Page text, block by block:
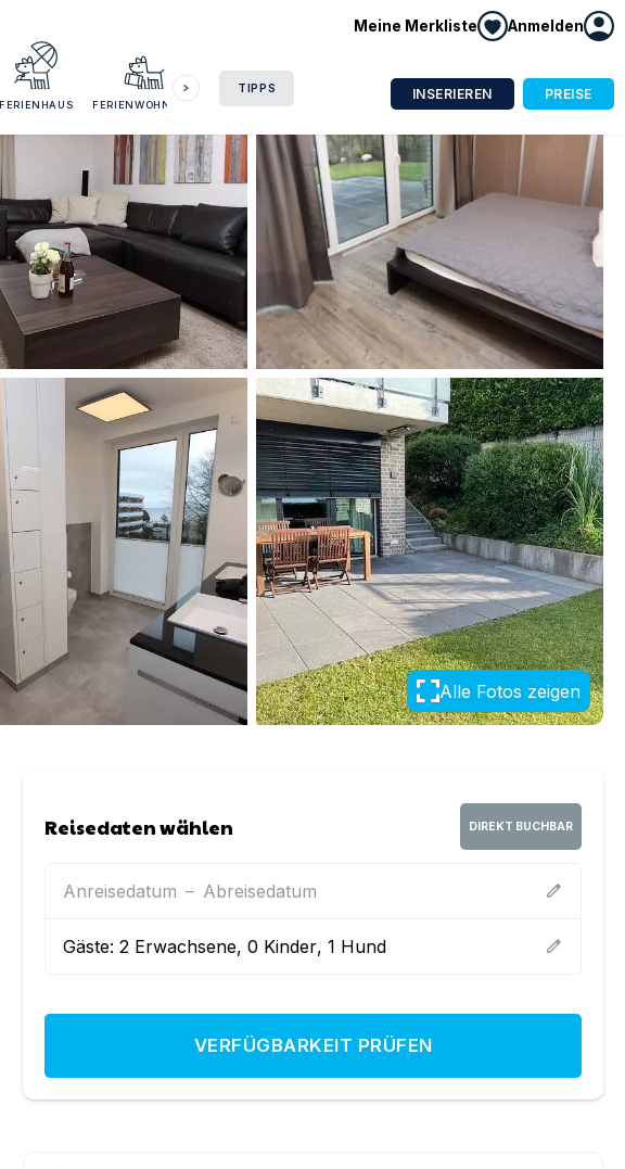
Meine Merkliste Anmelden
FERIENHAUS FERIENWOHNUNG
TIPPS INSERIEREN PREISE
Alle Fotos zeigen
Reisedaten wählen DIREKT BUCHBAR
Anreisedatum – Abreisedatum edit
Gäste:2 Erwachsene,0 Kinder,1 Hund edit
VERFÜGBARKEIT PRÜFEN